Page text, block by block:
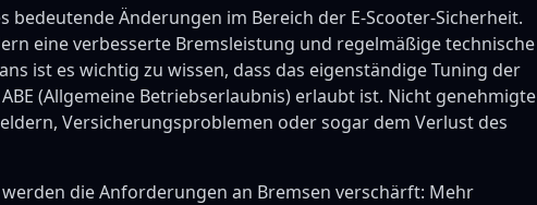
bedeutende Änderungen im Bereich der E-Scooter-Sicherheit.
eine verbesserte Bremsleistung und regelmäßige technische
ist es wichtig zu wissen, dass das eigenständige Tuning der
(Allgemeine Betriebserlaubnis) erlaubt ist. Nicht genehmigte
Versicherungsproblemen oder sogar dem Verlust des
die Anforderungen an Bremsen verschärft: Mehr